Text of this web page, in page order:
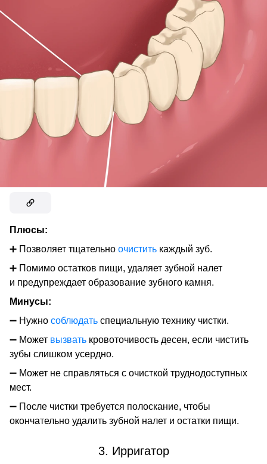
Плюсы:
➕ Позволяет тщательно очистить каждый зуб.
➕ Помимо остатков пищи, удаляет зубной налет
и предупреждает образование зубного камня.
Минусы:
➖ Нужно соблюдать специальную технику чистки.
➖ Может вызвать кровоточивость десен, если чистить
зубы слишком усердно.
➖ Может не справляться с очисткой труднодоступных
мест.
➖ После чистки требуется полоскание, чтобы
окончательно удалить зубной налет и остатки пищи.
3. Ирригатор